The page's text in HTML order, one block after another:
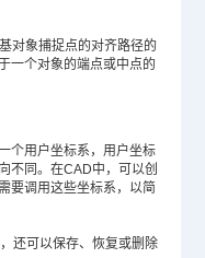
对象捕捉点的对齐路径的
一个对象的端点或中点的
个用户坐标系，用户坐标
不同。在CAD中，可以创
要调用这些坐标系，以简
还可以保存、恢复或删除